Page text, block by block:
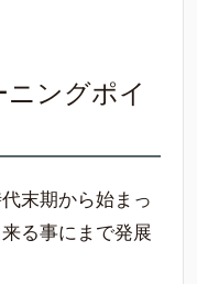
ングポイ
末期から始まっ
る事にまで発展